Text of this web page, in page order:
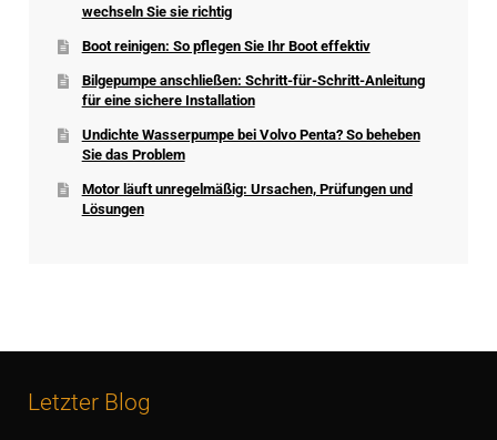
wechseln Sie sie richtig
Boot reinigen: So pflegen Sie Ihr Boot effektiv
Bilgepumpe anschließen: Schritt-für-Schritt-Anleitung
für eine sichere Installation
Undichte Wasserpumpe bei Volvo Penta? So beheben
Sie das Problem
Motor läuft unregelmäßig: Ursachen, Prüfungen und
Lösungen
Letzter Blog